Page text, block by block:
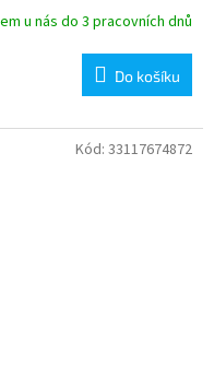
u nás do 3 pracovních dnů
Do košíku
Kód: 33117674872